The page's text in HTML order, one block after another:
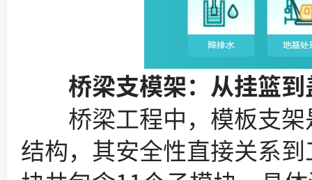
桥梁支模架：从挂篮到
桥梁工程中，模板支架
结构，其安全性直接关系